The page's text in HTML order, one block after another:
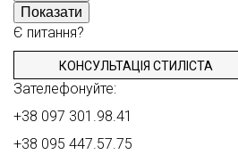
Показати
Є питання?
КОНСУЛЬТАЦІЯ СТИЛІСТА
Зателефонуйте:
+38 097 301.98.41
+38 095 447.57.75